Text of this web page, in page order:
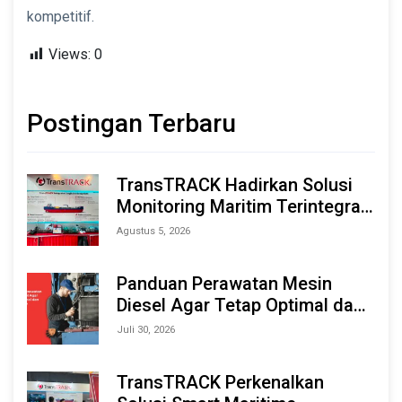
kompetitif.
Views: 0
Postingan Terbaru
TransTRACK Hadirkan Solusi
Monitoring Maritim Terintegrasi
Berbasis AI & IoT di Indonesia
Agustus 5, 2026
Panduan Perawatan Mesin
Diesel Agar Tetap Optimal dan
Tahan Lama
Juli 30, 2026
TransTRACK Perkenalkan